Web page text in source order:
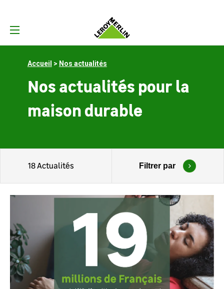
Accueil Nos actualités
Nos actualités pour la
maison durable
18 Actualités Filtrer par